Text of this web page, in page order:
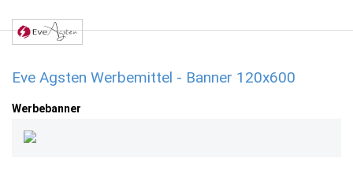
Eve Agsten Werbemittel - Banner 120x600
Werbebanner